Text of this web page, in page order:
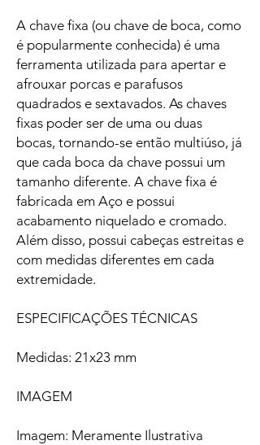
A chave fixa (ou chave de boca, como
é popularmente conhecida) é uma
ferramenta utilizada para apertar e
afrouxar porcas e parafusos
quadrados e sextavados. As chaves
fixas poder ser de uma ou duas
bocas, tornando-se então multiúso, já
que cada boca da chave possui um
tamanho diferente. A chave fixa é
fabricada em Aço e possui
acabamento niquelado e cromado.
Além disso, possui cabeças estreitas e
com medidas diferentes em cada
extremidade.
ESPECIFICAÇÕES TÉCNICAS
Medidas: 21x23 mm
IMAGEM
Imagem: Meramente Ilustrativa